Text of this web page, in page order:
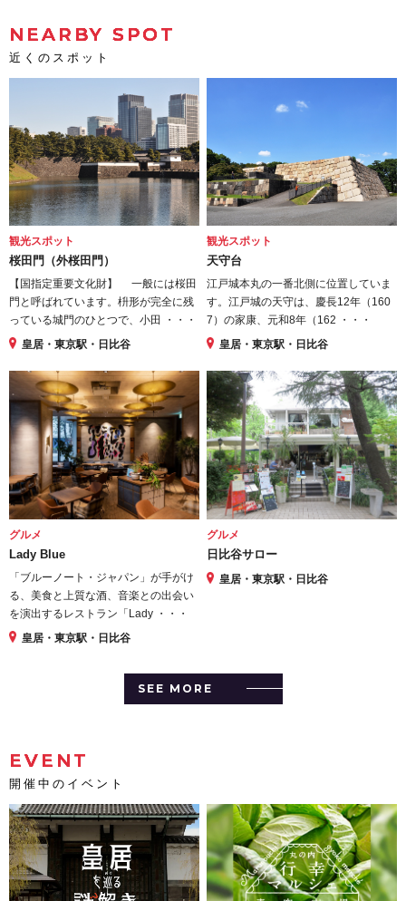
NEARBY SPOT
近くのスポット
観光スポット
桜田門（外桜田門）
【国指定重要文化財】 一般には桜田
門と呼ばれています。枡形が完全に残
っている城門のひとつで、小田 ・・・
皇居・東京駅・日比谷
観光スポット
天守台
江戸城本丸の一番北側に位置していま
す。江戸城の天守は、慶長12年（160
7）の家康、元和8年（162 ・・・
皇居・東京駅・日比谷
グルメ
Lady Blue
「ブルーノート・ジャパン」が手がけ
る、美食と上質な酒、音楽との出会い
を演出するレストラン「Lady ・・・
皇居・東京駅・日比谷
グルメ
日比谷サロー
皇居・東京駅・日比谷
SEE MORE
EVENT
開催中のイベント